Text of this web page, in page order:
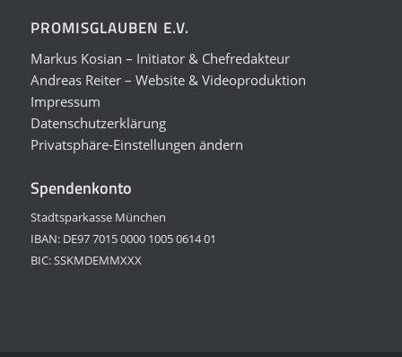
PROMISGLAUBEN E.V.
Markus Kosian – Initiator & Chefredakteur
Andreas Reiter – Website & Videoproduktion
Impressum
Datenschutzerklärung
Privatsphäre-Einstellungen ändern
Spendenkonto
Stadtsparkasse München
IBAN: DE97 7015 0000 1005 0614 01
BIC: SSKMDEMMXXX